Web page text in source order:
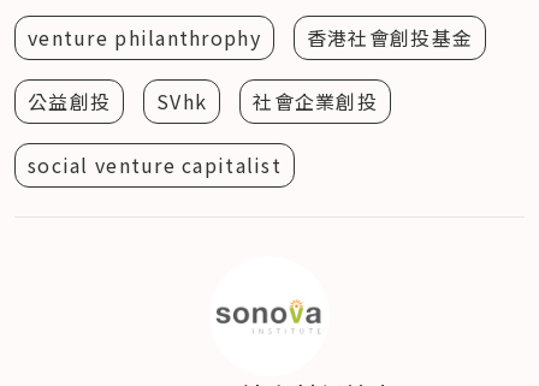
venture philanthrophy 香港社會創投基金
公益創投 SVhk 社會企業創投
social venture capitalist